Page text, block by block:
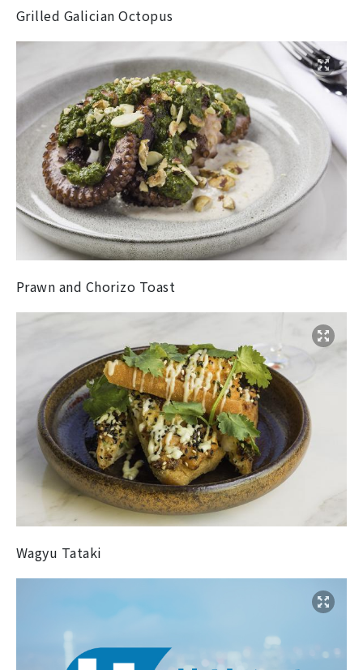
Grilled Galician Octopus
Prawn and Chorizo Toast
Wagyu Tataki